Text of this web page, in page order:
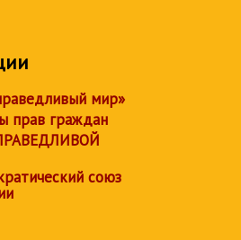
мир»
прав граждан
союз